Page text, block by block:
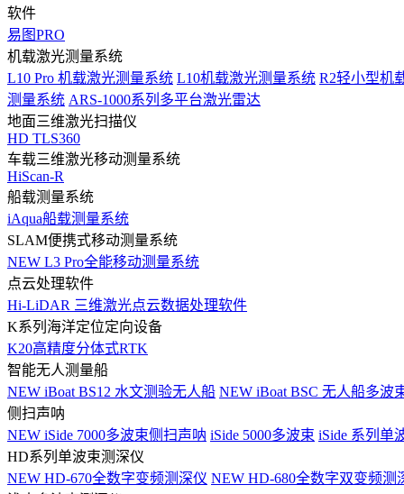
软件
易图PRO
机载激光测量系统
L10 Pro 机载激光测量系统 L10机载激光测量系统 R2轻小型机
测量系统 ARS-1000系列多平台激光雷达
地面三维激光扫描仪
HD TLS360
车载三维激光移动测量系统
HiScan-R
船载测量系统
iAqua船载测量系统
SLAM便携式移动测量系统
NEW L3 Pro全能移动测量系统
点云处理软件
Hi-LiDAR 三维激光点云数据处理软件
K系列海洋定位定向设备
K20高精度分体式RTK
智能无人测量船
NEW iBoat BS12 水文测验无人船 NEW iBoat BSC 无人船多波
侧扫声呐
NEW iSide 7000多波束侧扫声呐 iSide 5000多波束 iSide 系列单
HD系列单波束测深仪
NEW HD-670全数字变频测深仪 NEW HD-680全数字双变频测